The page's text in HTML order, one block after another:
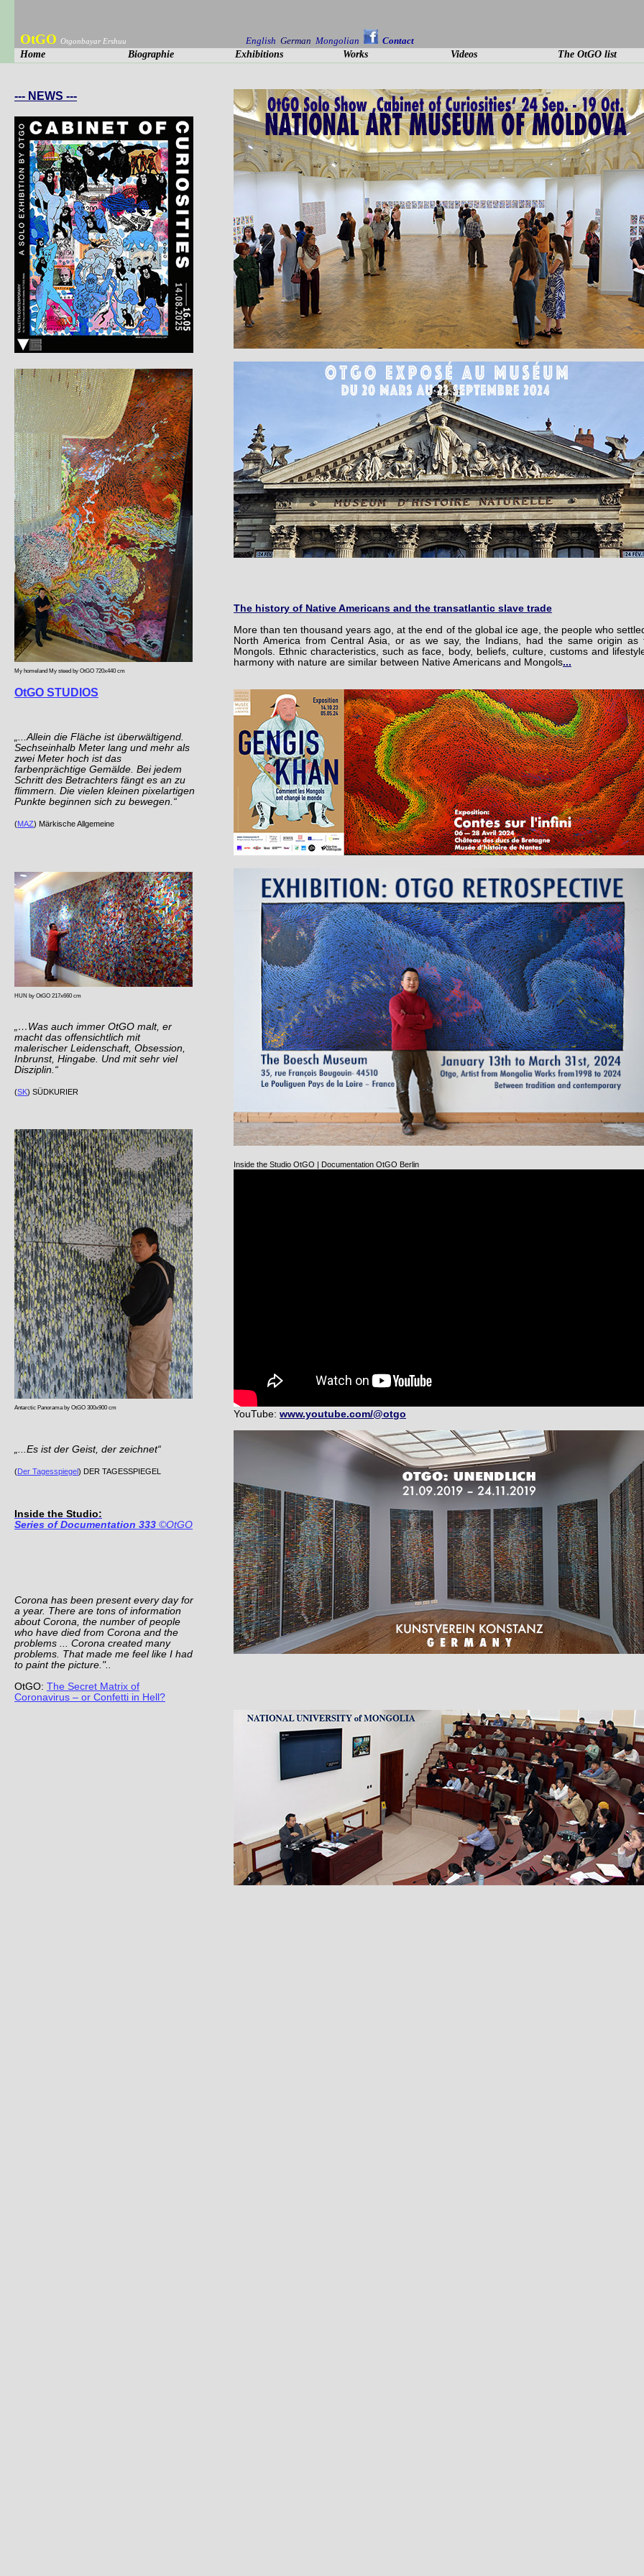
--- NEWS ---
My homeland My steed by OtGO 720x440 cm
OtGO STUDIOS
„...Allein die Fläche ist überwältigend.
Sechseinhalb Meter lang und mehr als
zwei Meter hoch ist das
farbenprächtige Gemälde. Bei jedem
Schritt des Betrachters fängt es an zu
flimmern. Die vielen kleinen pixelartigen
Punkte beginnen sich zu bewegen.“
(MAZ) Märkische Allgemeine
HUN by OtGO 217x660 cm
„…Was auch immer OtGO malt, er
macht das offensichtlich mit
malerischer Leidenschaft, Obsession,
Inbrunst, Hingabe. Und mit sehr viel
Disziplin.“
(SK) SÜDKURIER
Antarctic Panorama by OtGO 300x900 cm
„...Es ist der Geist, der zeichnet“
(Der Tagesspiegel) DER TAGESSPIEGEL
Inside the Studio:
Series of Documentation 333 ©OtGO
Corona has been present every day for
a year. There are tons of information
about Corona, the number of people
who have died from Corona and the
problems ... Corona created many
problems. That made me feel like I had
to paint the picture."..
OtGO: The Secret Matrix of
Coronavirus – or Confetti in Hell?
The history of Native Americans and the transatlantic slave trade
More than ten thousand years ago, at the end of the global ice age, the people who
North America from Central Asia, or as we say, the Indians, had the same origin as
Mongols. Ethnic characteristics, such as face, body, beliefs, culture, customs and
harmony with nature are similar between Native Americans and Mongols...
Inside the Studio OtGO | Documentation OtGO Berlin
YouTube: www.youtube.com/@otgo
OtGO Otgonbayar Ershuu English German Mongolian
Contact
Home
Biographie Exhibitions Works Videos The OtGO list